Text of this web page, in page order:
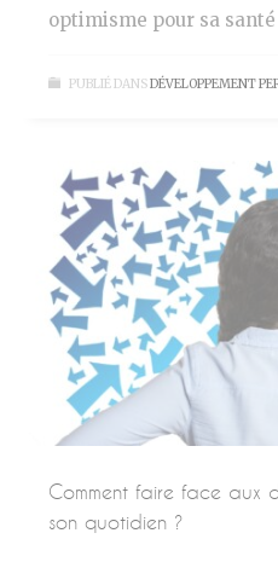
optimisme pour sa santé
PUBLIÉ DANSDÉVELOPPEMENT
Comment faire face aux
son quotidien ?